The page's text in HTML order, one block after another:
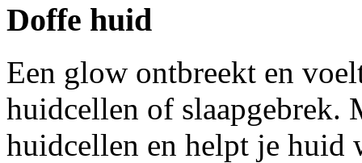
Doffe huid
Een glow ontbreekt en
huidcellen of
huidcellen en helpt je huid